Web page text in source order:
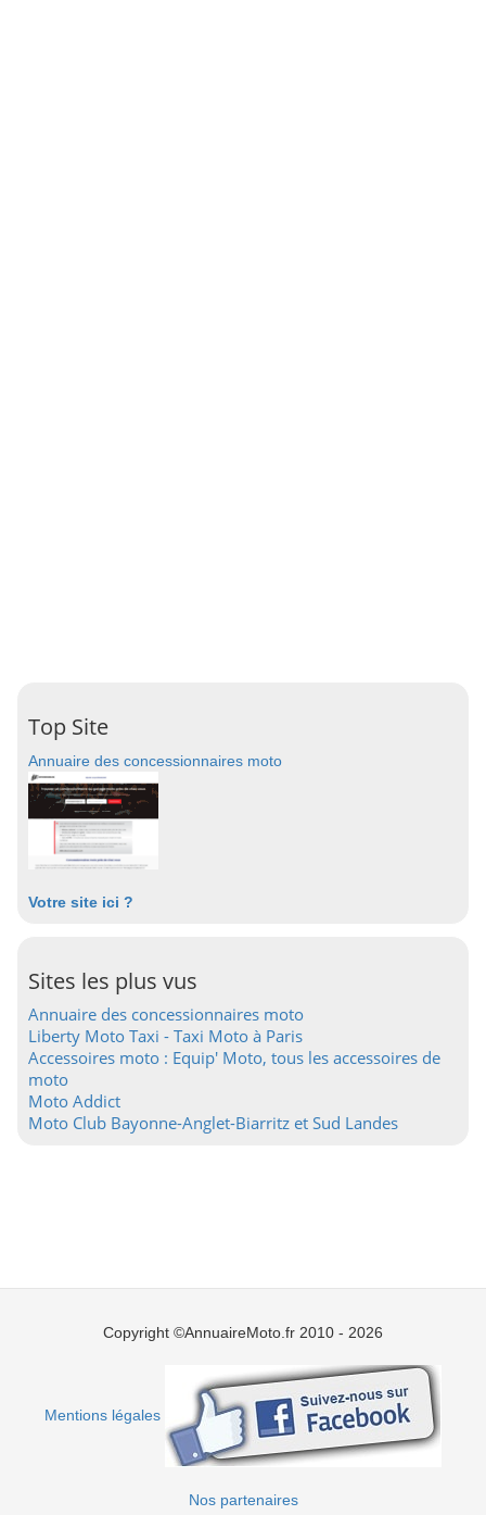
Top Site
Annuaire des concessionnaires moto
Votre site ici ?
Sites les plus vus
Annuaire des concessionnaires moto
Liberty Moto Taxi - Taxi Moto à Paris
Accessoires moto : Equip' Moto, tous les accessoires de
moto
Moto Addict
Moto Club Bayonne-Anglet-Biarritz et Sud Landes
Copyright ©AnnuaireMoto.fr 2010 - 2026
Mentions légales
Nos partenaires